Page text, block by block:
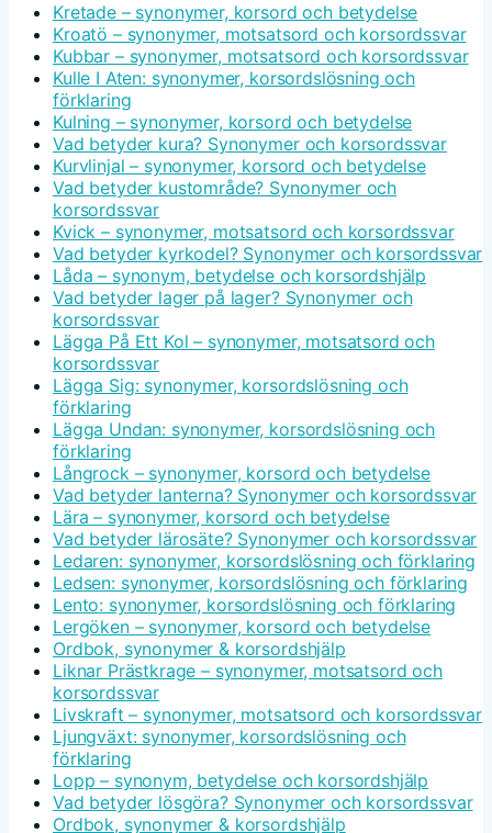
Kretade – synonymer, korsord och betydelse
Kroatö – synonymer, motsatsord och korsordssvar
Kubbar – synonymer, motsatsord och korsordssvar
Kulle I Aten: synonymer, korsordslösning och
förklaring
Kulning – synonymer, korsord och betydelse
Vad betyder kura? Synonymer och korsordssvar
Kurvlinjal – synonymer, korsord och betydelse
Vad betyder kustområde? Synonymer och
korsordssvar
Kvick – synonymer, motsatsord och korsordssvar
Vad betyder kyrkodel? Synonymer och korsordssvar
Låda – synonym, betydelse och korsordshjälp
Vad betyder lager på lager? Synonymer och
korsordssvar
Lägga På Ett Kol – synonymer, motsatsord och
korsordssvar
Lägga Sig: synonymer, korsordslösning och
förklaring
Lägga Undan: synonymer, korsordslösning och
förklaring
Långrock – synonymer, korsord och betydelse
Vad betyder lanterna? Synonymer och korsordssvar
Lära – synonymer, korsord och betydelse
Vad betyder lärosäte? Synonymer och korsordssvar
Ledaren: synonymer, korsordslösning och förklaring
Ledsen: synonymer, korsordslösning och förklaring
Lento: synonymer, korsordslösning och förklaring
Lergöken – synonymer, korsord och betydelse
Ordbok, synonymer & korsordshjälp
Liknar Prästkrage – synonymer, motsatsord och
korsordssvar
Livskraft – synonymer, motsatsord och korsordssvar
Ljungväxt: synonymer, korsordslösning och
förklaring
Lopp – synonym, betydelse och korsordshjälp
Vad betyder lösgöra? Synonymer och korsordssvar
Ordbok, synonymer & korsordshjälp